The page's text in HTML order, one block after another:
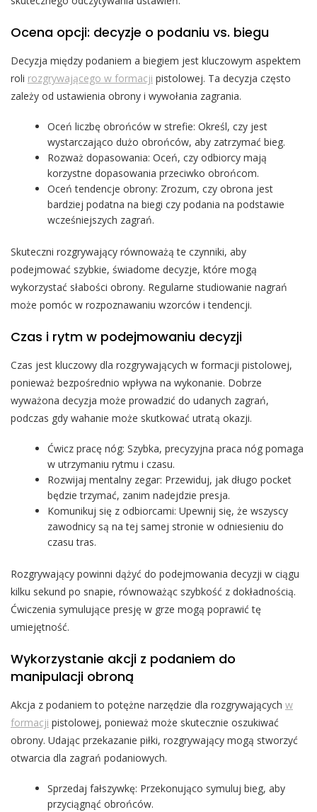
Ocena opcji: decyzje o podaniu vs. biegu
Decyzja między podaniem a biegiem jest kluczowym aspektem
roli rozgrywającego w formacji pistolowej. Ta decyzja często
zależy od ustawienia obrony i wywołania zagrania.
Oceń liczbę obrońców w strefie: Określ, czy jest
wystarczająco dużo obrońców, aby zatrzymać bieg.
Rozważ dopasowania: Oceń, czy odbiorcy mają
korzystne dopasowania przeciwko obrońcom.
Oceń tendencje obrony: Zrozum, czy obrona jest
bardziej podatna na biegi czy podania na podstawie
wcześniejszych zagrań.
Skuteczni rozgrywający równoważą te czynniki, aby
podejmować szybkie, świadome decyzje, które mogą
wykorzystać słabości obrony. Regularne studiowanie nagrań
może pomóc w rozpoznawaniu wzorców i tendencji.
Czas i rytm w podejmowaniu decyzji
Czas jest kluczowy dla rozgrywających w formacji pistolowej,
ponieważ bezpośrednio wpływa na wykonanie. Dobrze
wyważona decyzja może prowadzić do udanych zagrań,
podczas gdy wahanie może skutkować utratą okazji.
Ćwicz pracę nóg: Szybka, precyzyjna praca nóg pomaga
w utrzymaniu rytmu i czasu.
Rozwijaj mentalny zegar: Przewiduj, jak długo pocket
będzie trzymać, zanim nadejdzie presja.
Komunikuj się z odbiorcami: Upewnij się, że wszyscy
zawodnicy są na tej samej stronie w odniesieniu do
czasu tras.
Rozgrywający powinni dążyć do podejmowania decyzji w ciągu
kilku sekund po snapie, równoważąc szybkość z dokładnością.
Ćwiczenia symulujące presję w grze mogą poprawić tę
umiejętność.
Wykorzystanie akcji z podaniem do
manipulacji obroną
Akcja z podaniem to potężne narzędzie dla rozgrywających w
formacji pistolowej, ponieważ może skutecznie oszukiwać
obrony. Udając przekazanie piłki, rozgrywający mogą stworzyć
otwarcia dla zagrań podaniowych.
Sprzedaj fałszywkę: Przekonująco symuluj bieg, aby
przyciągnąć obrońców.